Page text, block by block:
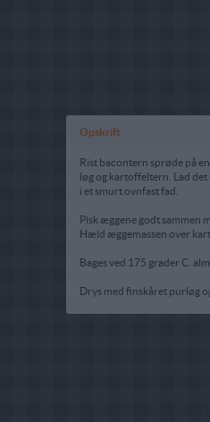
Opskrift
Rist bacontern sprøde på
løg og kartoffeltern. Lad
i et smurt ovnfast fad.
Pisk æggene godt sammen
Hæld æggemassen over
Bages ved 175 grader C.
Drys med finskåret purløg